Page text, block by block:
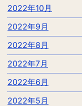
2022年10月
2022年9月
2022年8月
2022年7月
2022年6月
2022年5月